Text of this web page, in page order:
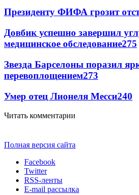
Президенту ФИФА грозит
Довбик успешно завершил
медицинское обследование275
Звезда Барселоны поразил
перевоплощением273
Умер отец Лионеля Месси240
Читать комментарии
Полная версия сайта
Facebook
Twitter
RSS-ленты
E-mail рассылка